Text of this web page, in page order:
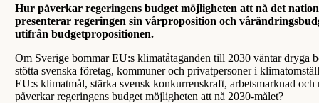
Hur påverkar regeringens budget möjligheten att nå det
presenterar regeringen sin vårproposition och
utifrån budgetpropositionen.
Om Sverige bommar EU:s klimatåtaganden till 2030 väntar dryga
stötta svenska företag, kommuner och privatpersoner i
EU:s klimatmål, stärka svensk konkurrenskraft, arbetsmarknad
påverkar regeringens budget möjligheten att nå 2030-målet?